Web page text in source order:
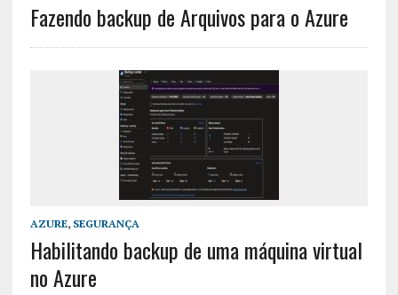
Fazendo backup de Arquivos para o Azure
AZURE, SEGURANÇA
Habilitando backup de uma máquina virtual
no Azure